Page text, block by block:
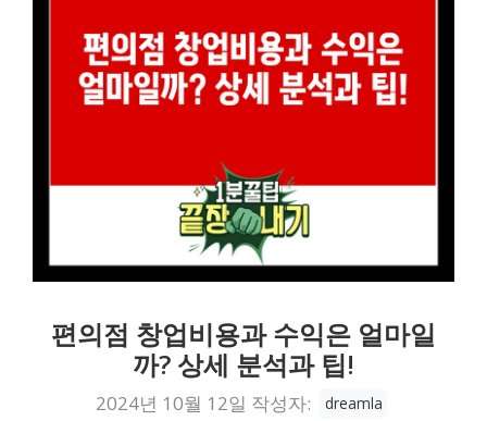
편의점 창업비용과 수익은 얼마일
까? 상세 분석과 팁!
2024년 10월 12일 작성자: dreamla